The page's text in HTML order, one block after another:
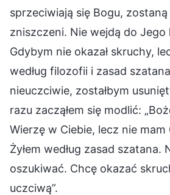
sprzeciwiają się Bogu,
zniszczeni. Nie wejdą do Jego
Gdybym nie okazał skruchy,
według filozofii i zasad
nieuczciwie, zostałbym
razu zacząłem się modlić:
Wierzę w Ciebie, lecz nie mam
Żyłem według zasad szatana.
oszukiwać. Chcę okazać
uczciwą”.